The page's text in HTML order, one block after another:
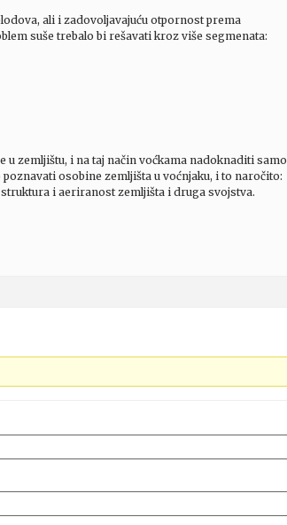
ali i zadovoljavajuću otpornost prema
suše trebalo bi rešavati kroz više segmenata:
zemljištu, i na taj način voćkama nadoknaditi samo
osobine zemljišta u voćnjaku, i to naročito:
i aeriranost zemljišta i druga svojstva.